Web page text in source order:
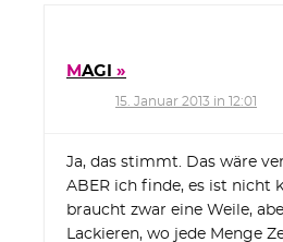
MAGI
15. Januar 2013 in 12:01
Ja, das stimmt. Das wäre
ABER ich finde, es ist nicht
braucht zwar eine Weile,
Lackieren, wo jede Menge